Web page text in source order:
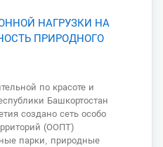
НАГРУЗКИ НА
ПРИРОДНОГО
по красоте и
Башкортостан
создано сеть особо
(ООПТ)
парки, природные